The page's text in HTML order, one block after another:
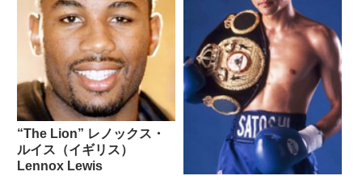
“The Lion” レノックス・
ルイス（イギリス）
Lennox Lewis